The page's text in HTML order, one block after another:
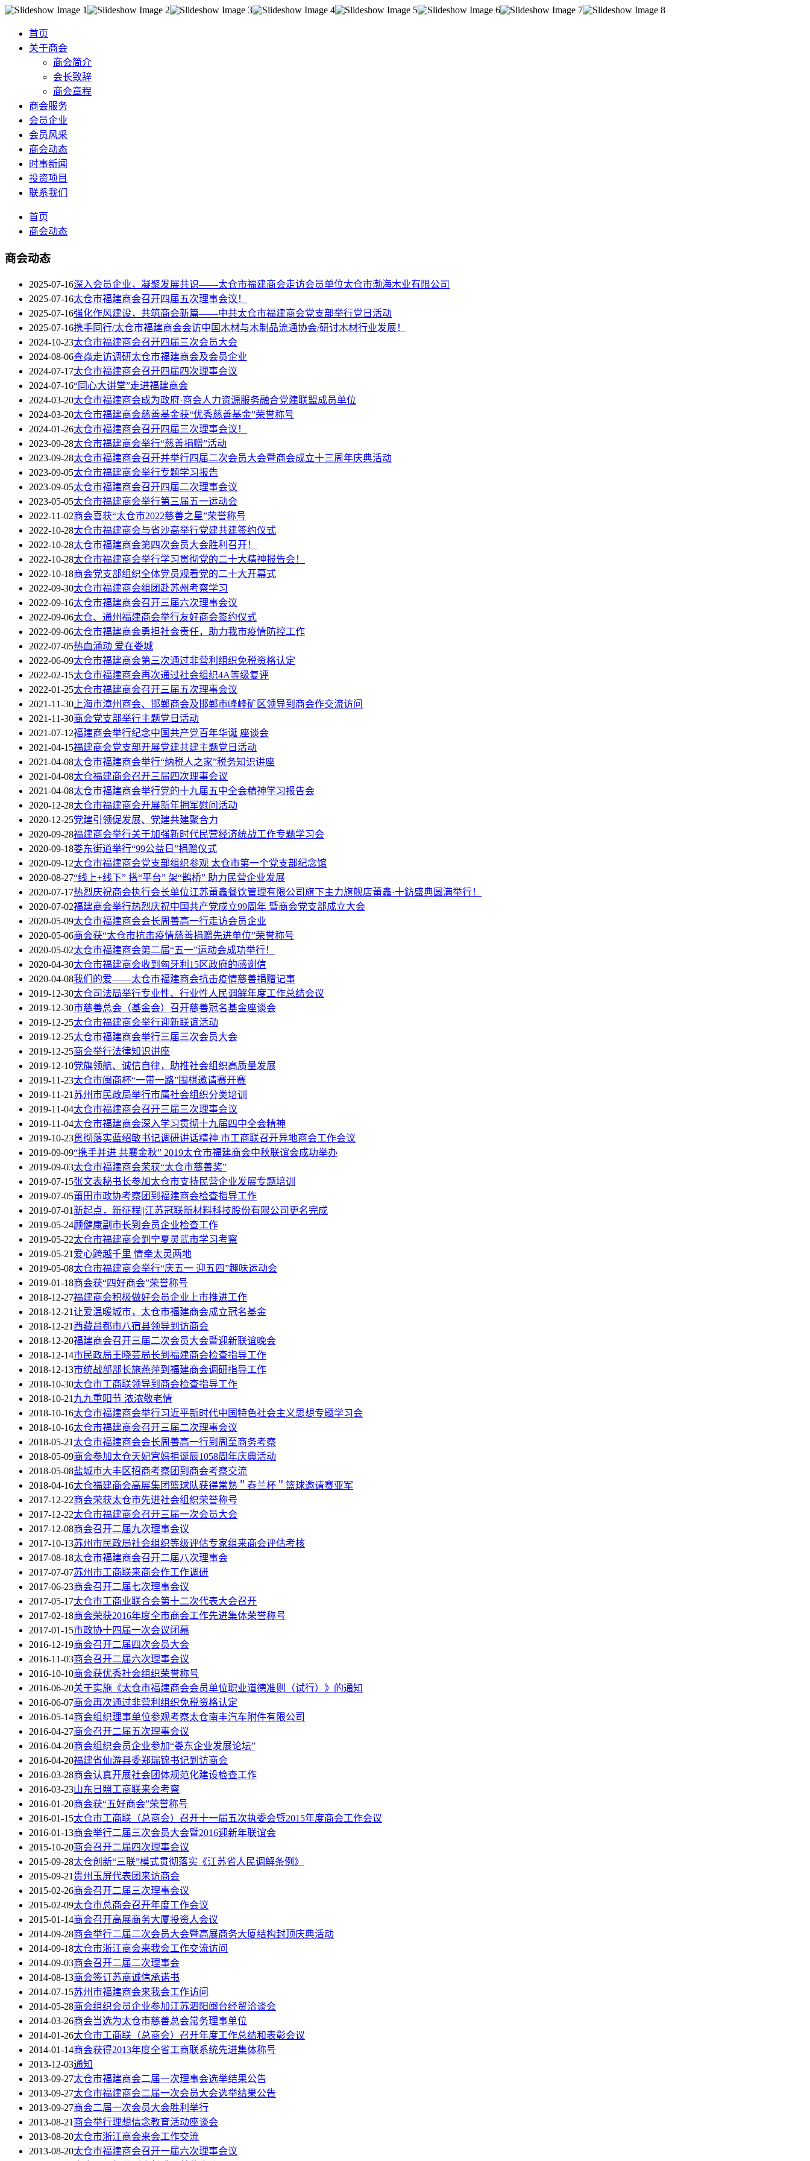
首页
关于商会
商会简介
会长致辞
商会章程
商会服务
会员企业
会员风采
商会动态
时事新闻
投资项目
联系我们
首页
商会动态
商会动态
2025-07-16深入会员企业，凝聚发展共识——太仓市福建商会走访会员单位太仓市渤海木业有限公司
2025-07-16太仓市福建商会召开四届五次理事会议！
2025-07-16强化作风建设，共筑商会新篇——中共太仓市福建商会党支部举行党日活动
2025-07-16携手同行/太仓市福建商会会访中国木材与木制品流通协会/研讨木材行业发展！
2024-10-23太仓市福建商会召开四届三次会员大会
2024-08-06查焱走访调研太仓市福建商会及会员企业
2024-07-17太仓市福建商会召开四届四次理事会议
2024-07-16“同心大讲堂”走进福建商会
2024-03-20太仓市福建商会成为政府·商会人力资源服务融合党建联盟成员单位
2024-03-20太仓市福建商会慈善基金获“优秀慈善基金”荣誉称号
2024-01-26太仓市福建商会召开四届三次理事会议！
2023-09-28太仓市福建商会举行“慈善捐赠”活动
2023-09-28太仓市福建商会召开并举行四届二次会员大会暨商会成立十三周年庆典活动
2023-09-05太仓市福建商会举行专题学习报告
2023-09-05太仓市福建商会召开四届二次理事会议
2023-05-05太仓市福建商会举行第三届五一运动会
2022-11-02商会喜获“太仓市2022慈善之星”荣誉称号
2022-10-28太仓市福建商会与省沙高举行党建共建签约仪式
2022-10-28太仓市福建商会第四次会员大会胜利召开！
2022-10-28太仓市福建商会举行学习贯彻党的二十大精神报告会！
2022-10-18商会党支部组织全体党员观看党的二十大开幕式
2022-09-30太仓市福建商会组团赴苏州考察学习
2022-09-16太仓市福建商会召开三届六次理事会议
2022-09-06太仓、通州福建商会举行友好商会签约仪式
2022-09-06太仓市福建商会勇担社会责任，助力我市疫情防控工作
2022-07-05热血涌动 爱在娄城
2022-06-09太仓市福建商会第三次通过非营利组织免税资格认定
2022-02-15太仓市福建商会再次通过社会组织4A等级复评
2022-01-25太仓市福建商会召开三届五次理事会议
2021-11-30上海市漳州商会、邯郸商会及邯郸市峰峰矿区领导到商会作交流访问
2021-11-30商会党支部举行主题党日活动
2021-07-12福建商会举行纪念中国共产党百年华诞 座谈会
2021-04-15福建商会党支部开展党建共建主题党日活动
2021-04-08太仓市福建商会举行“纳税人之家”税务知识讲座
2021-04-08太仓福建商会召开三届四次理事会议
2021-04-08太仓市福建商会举行党的十九届五中全会精神学习报告会
2020-12-28太仓市福建商会开展新年拥军慰问活动
2020-12-25党建引领促发展、党建共建聚合力
2020-09-28福建商会举行关于加强新时代民营经济统战工作专题学习会
2020-09-18娄东街道举行“99公益日”捐赠仪式
2020-09-12太仓市福建商会党支部组织参观 太仓市第一个党支部纪念馆
2020-08-27“线上+线下” 搭“平台” 架“鹊桥” 助力民营企业发展
2020-07-17热烈庆祝商会执行会长单位江苏莆鑫餐饮管理有限公司旗下主力旗舰店莆鑫·十鈁盛典圆满举行！
2020-07-02福建商会举行热烈庆祝中国共产党成立99周年 暨商会党支部成立大会
2020-05-09太仓市福建商会会长周善高一行走访会员企业
2020-05-06商会获“太仓市抗击疫情慈善捐赠先进单位”荣誉称号
2020-05-02太仓市福建商会第二届“五一”运动会成功举行！
2020-04-30太仓市福建商会收到匈牙利15区政府的感谢信
2020-04-08我们的爱——太仓市福建商会抗击疫情慈善捐赠记事
2019-12-30太仓司法局举行专业性、行业性人民调解年度工作总结会议
2019-12-30市慈善总会（基金会）召开慈善冠名基金座谈会
2019-12-25太仓市福建商会举行迎新联谊活动
2019-12-25太仓市福建商会举行三届三次会员大会
2019-12-25商会举行法律知识讲座
2019-12-10党旗领航、诚信自律，助推社会组织高质量发展
2019-11-23太仓市闽商杯“一带一路”围棋邀请赛开赛
2019-11-21苏州市民政局举行市属社会组织分类培训
2019-11-04太仓市福建商会召开三届三次理事会议
2019-11-04太仓市福建商会深入学习贯彻十九届四中全会精神
2019-10-23贯彻落实蓝绍敏书记调研讲话精神 市工商联召开异地商会工作会议
2019-09-09“携手并进 共襄金秋” 2019太仓市福建商会中秋联谊会成功举办
2019-09-03太仓市福建商会荣获“太仓市慈善奖”
2019-07-15张文表秘书长参加太仓市支持民营企业发展专题培训
2019-07-05莆田市政协考察团到福建商会检查指导工作
2019-07-01新起点，新征程||江苏冠联新材料科技股份有限公司更名完成
2019-05-24顾健康副市长到会员企业检查工作
2019-05-22太仓市福建商会到宁夏灵武市学习考察
2019-05-21爱心跨越千里 情牵太灵两地
2019-05-08太仓市福建商会举行“庆五一 迎五四”趣味运动会
2019-01-18商会获“四好商会”荣誉称号
2018-12-27福建商会积极做好会员企业上市推进工作
2018-12-21让爱温暖城市，太仓市福建商会成立冠名基金
2018-12-21西藏昌都市八宿县领导到访商会
2018-12-20福建商会召开三届二次会员大会暨迎新联谊晚会
2018-12-14市民政局王晓芸局长到福建商会检查指导工作
2018-12-13市统战部部长施燕萍到福建商会调研指导工作
2018-10-30太仓市工商联领导到商会检查指导工作
2018-10-21九九重阳节 浓浓敬老情
2018-10-16太仓市福建商会举行习近平新时代中国特色社会主义思想专题学习会
2018-10-16太仓市福建商会召开三届二次理事会议
2018-05-21太仓市福建商会会长周善高一行到周至商务考察
2018-05-09商会参加太仓天妃宫妈祖诞辰1058周年庆典活动
2018-05-08盐城市大丰区招商考察团到商会考察交流
2018-04-16太仓福建商会高展集团篮球队获得常熟＂春兰杯＂篮球邀请赛亚军
2017-12-22商会荣获太仓市先进社会组织荣誉称号
2017-12-22太仓市福建商会召开三届一次会员大会
2017-12-08商会召开二届九次理事会议
2017-10-13苏州市民政局社会组织等级评估专家组来商会评估考核
2017-08-18太仓市福建商会召开二届八次理事会
2017-07-07苏州市工商联来商会作工作调研
2017-06-23商会召开二届七次理事会议
2017-05-17太仓市工商业联合会第十二次代表大会召开
2017-02-18商会荣获2016年度全市商会工作先进集体荣誉称号
2017-01-15市政协十四届一次会议闭幕
2016-12-19商会召开二届四次会员大会
2016-11-03商会召开二届六次理事会议
2016-10-10商会获优秀社会组织荣誉称号
2016-06-20关于实施《太仓市福建商会会员单位职业道德准则（试行）》的通知
2016-06-07商会再次通过非营利组织免税资格认定
2016-05-14商会组织理事单位参观考察太仓南丰汽车附件有限公司
2016-04-27商会召开二届五次理事会议
2016-04-20商会组织会员企业参加“娄东企业发展论坛”
2016-04-20福建省仙游县委郑瑞锦书记到访商会
2016-03-28商会认真开展社会团体规范化建设检查工作
2016-03-23山东日照工商联来会考察
2016-01-20商会获“五好商会”荣誉称号
2016-01-15太仓市工商联（总商会）召开十一届五次执委会暨2015年度商会工作会议
2016-01-13商会举行二届三次会员大会暨2016迎新年联谊会
2015-10-20商会召开二届四次理事会议
2015-09-28太仓创新“三联”模式贯彻落实《江苏省人民调解条例》
2015-09-21贵州玉屏代表团来访商会
2015-02-26商会召开二届三次理事会议
2015-02-09太仓市总商会召开年度工作会议
2015-01-14商会召开高展商务大厦投资人会议
2014-09-28商会举行二届二次会员大会暨高展商务大厦结构封顶庆典活动
2014-09-18太仓市浙江商会来我会工作交流访问
2014-09-03商会召开二届二次理事会
2014-08-13商会签订苏商诚信承诺书
2014-07-15苏州市福建商会来我会工作访问
2014-05-28商会组织会员企业参加江苏泗阳闽台经贸洽谈会
2014-03-26商会当选为太仓市慈善总会常务理事单位
2014-01-26太仓市工商联（总商会）召开年度工作总结和表彰会议
2014-01-14商会获得2013年度全省工商联系统先进集体称号
2013-12-03通知
2013-09-27太仓市福建商会二届一次理事会选举结果公告
2013-09-27太仓市福建商会二届一次会员大会选举结果公告
2013-09-27商会二届一次会员大会胜利举行
2013-08-21商会举行理想信念教育活动座谈会
2013-08-20太仓市浙江商会来会工作交流
2013-08-20太仓市福建商会召开一届六次理事会议